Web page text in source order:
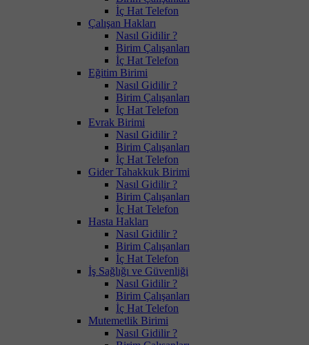
İç Hat Telefon
Çalışan Hakları
Nasıl Gidilir ?
Birim Çalışanları
İç Hat Telefon
Eğitim Birimi
Nasıl Gidilir ?
Birim Çalışanları
İç Hat Telefon
Evrak Birimi
Nasıl Gidilir ?
Birim Çalışanları
İç Hat Telefon
Gider Tahakkuk Birimi
Nasıl Gidilir ?
Birim Çalışanları
İç Hat Telefon
Hasta Hakları
Nasıl Gidilir ?
Birim Çalışanları
İç Hat Telefon
İş Sağlığı ve Güvenliği
Nasıl Gidilir ?
Birim Çalışanları
İç Hat Telefon
Mutemetlik Birimi
Nasıl Gidilir ?